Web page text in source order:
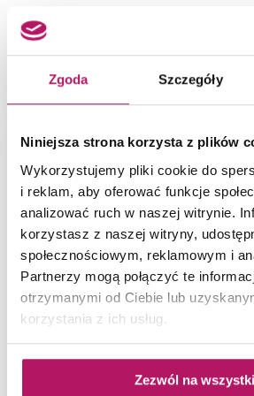
Zgoda Szczegóły
Niniejsza strona korzysta z plików
Wykorzystujemy pliki cookie do
i reklam, aby oferować funkcje
analizować ruch w naszej witrynie.
korzystasz z naszej witryny,
społecznościowym, reklamowym i
Partnerzy mogą połączyć te
otrzymanymi od Ciebie lub
korzystania z ich usług.
Zezwól na
PRODUKTY Z KOLEKCJI
NASZE PROPOZYCJE
PRODUKTU OMNIRES
Roca L20 A5D1809C00
Zestaw prysznicowy podtynkowy
z baterią - pack 3w1, chrom